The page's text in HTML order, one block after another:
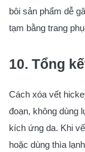
bôi sản phẩm dễ
tạm bằng trang
10. Tổng
Cách xóa vết
đoạn, không dùng
kích ứng da. Khi
hoặc dùng thìa